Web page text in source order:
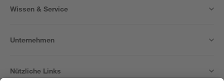
Wissen & Service
Unternehmen
Nützliche Links